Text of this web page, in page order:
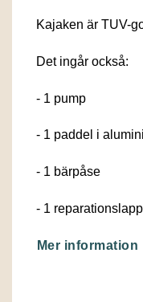
Kajaken är TUV-
Det ingår också:
- 1 pump
- 1 paddel i
- 1 bärpåse
- 1 reparationslapp
Mer information